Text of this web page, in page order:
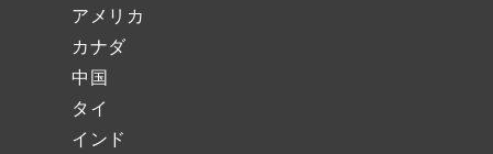
アメリカ
カナダ
中国
タイ
インド